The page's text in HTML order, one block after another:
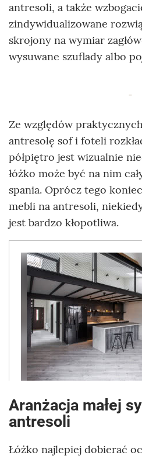
antresoli, a także
zindywidualizowane
skrojony na wymiar
wysuwane szuflady albo
Ze względów
antresolę sof i foteli
półpiętro jest wizualnie
łóżko może być na nim
spania. Oprócz tego
mebli na antresoli,
jest bardzo kłopotliwa.
Aranżacja małej
antresoli
Łóżko najlepiej dobierać